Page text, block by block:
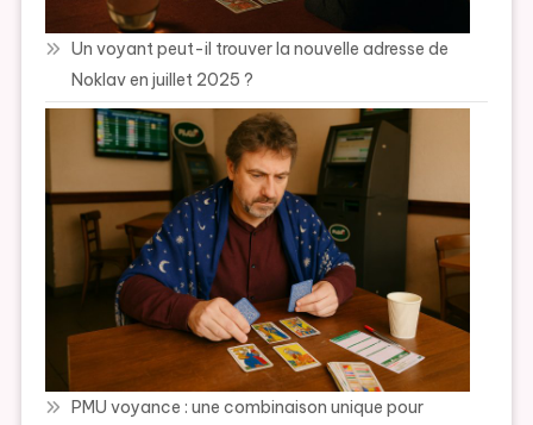
Un voyant peut-il trouver la nouvelle adresse de
Noklav en juillet 2025 ?
PMU voyance : une combinaison unique pour